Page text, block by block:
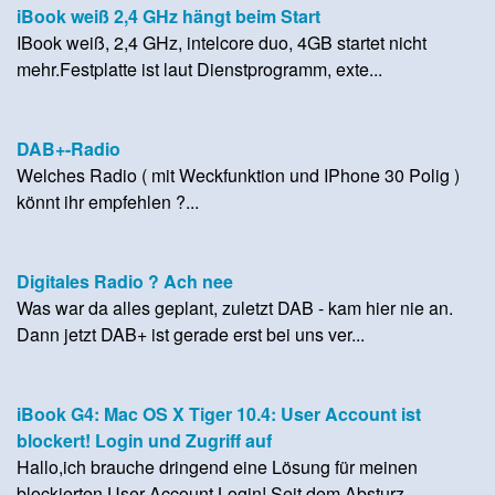
iBook weiß 2,4 GHz hängt beim Start
IBook weiß, 2,4 GHz, intelcore duo, 4GB startet nicht
mehr.Festplatte ist laut Dienstprogramm, exte...
DAB+-Radio
Welches Radio ( mit Weckfunktion und IPhone 30 Polig )
könnt ihr empfehlen ?...
Digitales Radio ? Ach nee
Was war da alles geplant, zuletzt DAB - kam hier nie an.
Dann jetzt DAB+ ist gerade erst bei uns ver...
iBook G4: Mac OS X Tiger 10.4: User Account ist
blockert! Login und Zugriff auf
Hallo,ich brauche dringend eine Lösung für meinen